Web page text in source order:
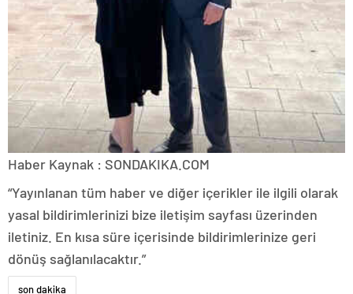
Haber Kaynak : SONDAKIKA.COM
“Yayınlanan tüm haber ve diğer içerikler ile ilgili olarak
yasal bildirimlerinizi bize iletişim sayfası üzerinden
iletiniz. En kısa süre içerisinde bildirimlerinize geri
dönüş sağlanılacaktır.”
son dakika